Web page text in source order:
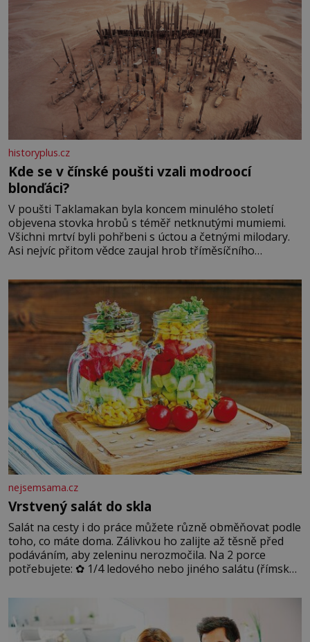
historyplus.cz
Kde se v čínské poušti vzali modroocí
blonďáci?
V poušti Taklamakan byla koncem minulého století
objevena stovka hrobů s téměř netknutými mumiemi.
Všichni mrtví byli pohřbeni s úctou a četnými milodary.
Asi nejvíc přitom vědce zaujal hrob tříměsíčního
blonďaté vlásky. Fakt, že jsou těla dávných lidí nesmírně
dobře zachovalá, přičítají odborníci zdejším klimatickým
podmínkám. Sucho, prosolené písky a extrémně
nejsemsama.cz
Vrstvený salát do skla
Salát na cesty i do práce můžete různě obměňovat podle
toho, co máte doma. Zálivkou ho zalijte až těsně před
podáváním, aby zeleninu nerozmočila. Na 2 porce
potřebujete: ✿ 1/4 ledového nebo jiného salátu (římský
okurky ✿ 2 rajčata Zálivka: ✿ 4 lžíce olivového oleje ✿ 1
lžíci citronové šťávy ✿ ½ stroužku